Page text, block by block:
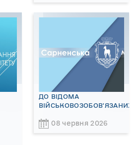
ДО ВІДОМА
ВІЙСЬКОВОЗОБОВ'ЯЗАНИХ!
08 червня 2026